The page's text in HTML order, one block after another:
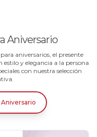
Aniversario
aniversarios, el presente
y elegancia a la persona
con nuestra selección
Aniversario